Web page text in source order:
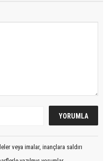
veya imalar, inançlara saldırı